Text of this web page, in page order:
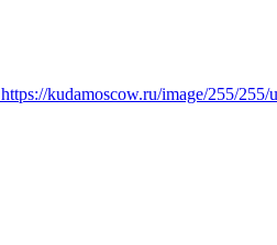
https://kudamoscow.ru/image/255/